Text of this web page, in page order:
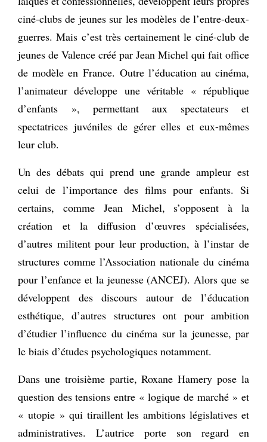
ciné-clubs de jeunes sur les modèles de l’entre-deux-
guerres. Mais c’est très certainement le ciné-club de
jeunes de Valence créé par Jean Michel qui fait office
de modèle en France. Outre l’éducation au cinéma,
l’animateur développe une véritable « république
d’enfants », permettant aux spectateurs et
spectatrices juvéniles de gérer elles et eux-mêmes
leur club.
Un des débats qui prend une grande ampleur est
celui de l’importance des films pour enfants. Si
certains, comme Jean Michel, s’opposent à la
création et la diffusion d’œuvres spécialisées,
d’autres militent pour leur production, à l’instar de
structures comme l’Association nationale du cinéma
pour l’enfance et la jeunesse (ANCEJ). Alors que se
développent des discours autour de l’éducation
esthétique, d’autres structures ont pour ambition
d’étudier l’influence du cinéma sur la jeunesse, par
le biais d’études psychologiques notamment.
Dans une troisième partie, Roxane Hamery pose la
question des tensions entre « logique de marché » et
« utopie » qui tiraillent les ambitions législatives et
administratives. L’autrice porte son regard en